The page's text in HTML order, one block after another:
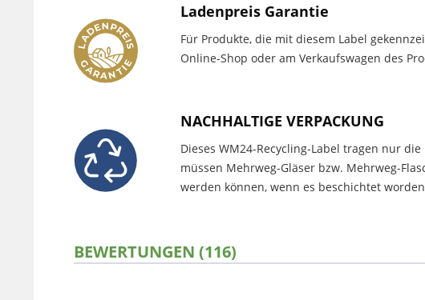
Ladenpreis Garantie
Für Produkte, die mit diesem Label
Online-Shop oder am Verkaufswagen des
NACHHALTIGE VERPACKUNG
Dieses WM24-Recycling-Label tragen nur
müssen Mehrweg-Gläser bzw. Mehrweg-
werden können, wenn es beschichtet
BEWERTUNGEN (116)